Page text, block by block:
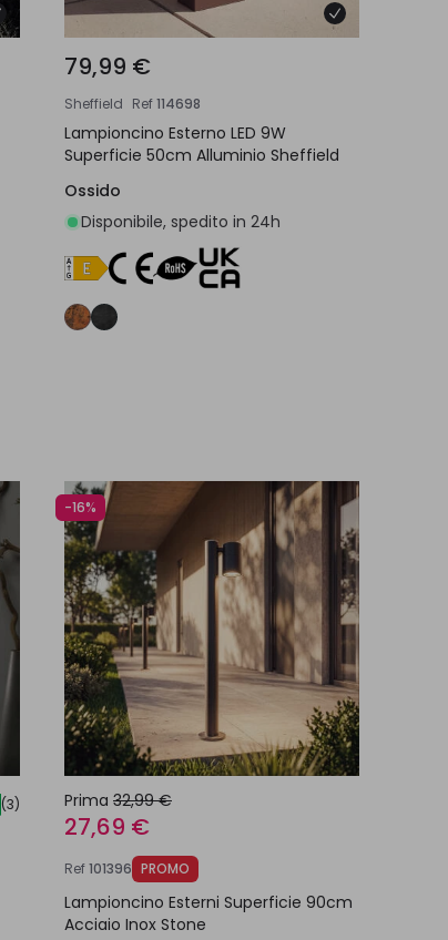
79,99 €
Sheffield Ref114698
Lampioncino Esterno LED 9W
Superficie 50cm Alluminio Sheffield
Ossido
Disponibile, spedito in 24h
(3)
-16%
Prima 32,99 €
27,69 €
Ref101396 PROMO
Lampioncino Esterni Superficie 90cm
Acciaio Inox Stone